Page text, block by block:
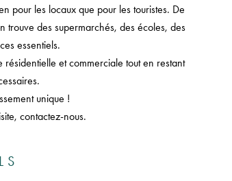
pour les locaux que pour les touristes. De
trouve des supermarchés, des écoles, des
essentiels.
et commerciale tout en restant
unique !
contactez-nous.